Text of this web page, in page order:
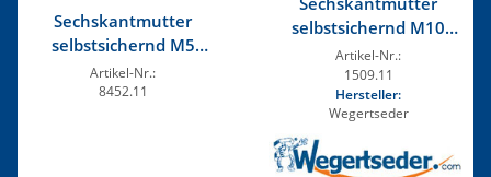
Sechskantmutter
selbstsichernd M5
verzinkt
Artikel-Nr.:
8452.11
selbstsichernd M10
verzinkt
Artikel-Nr.:
1509.11
Hersteller:
Wegertseder